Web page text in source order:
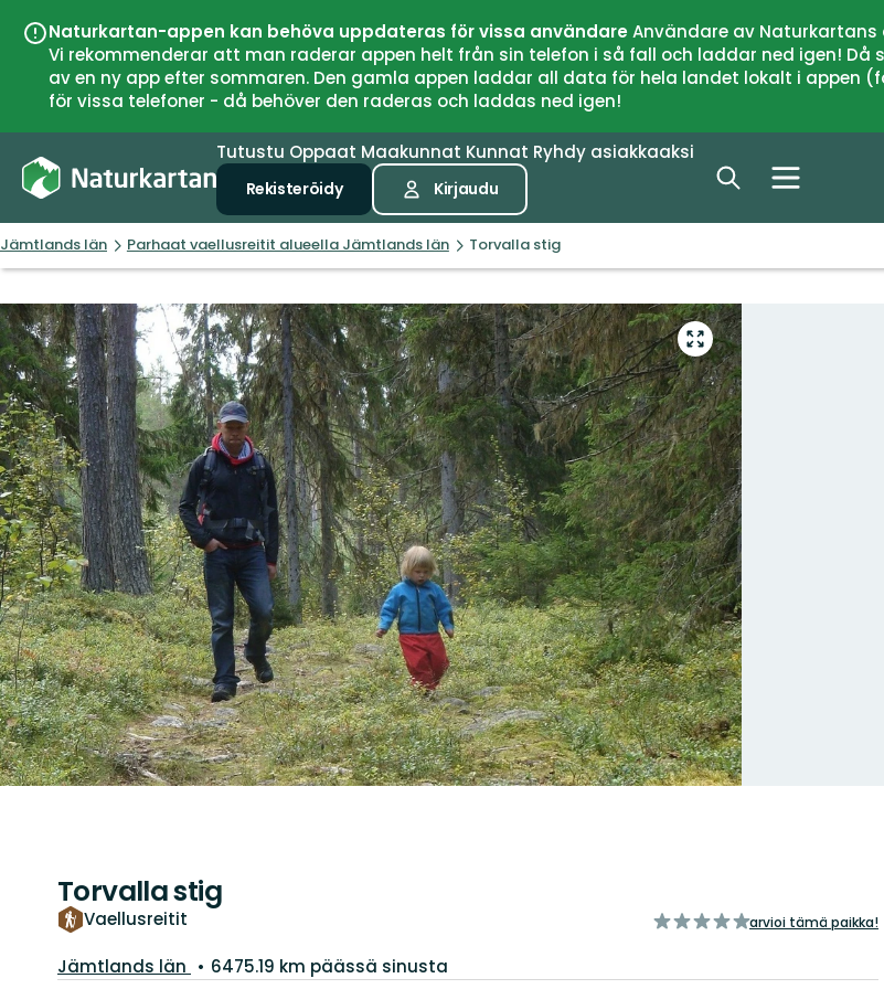
Naturkartan-appen kan behöva uppdateras för vissa användareAnvändare av
Vi rekommenderar att man raderar appen helt från sin telefon i så fall och laddar ned igen!
av en ny app efter sommaren. Den gamla appen laddar all data för hela landet lokalt i
för vissa telefoner - då behöver den raderas och laddas ned igen!
Tutustu Oppaat Maakunnat Kunnat Ryhdy asiakkaaksi
Rekisteröidy Kirjaudu
Jämtlands län Parhaat vaellusreitit alueella Jämtlands län Torvalla stig
Siirry
koko
näytön
alueelle
Torvalla stig
Vaellusreitit
/5
arvioi tämä paikka!
Kunta:
Jämtlands län 6475.19 km päässä sinusta